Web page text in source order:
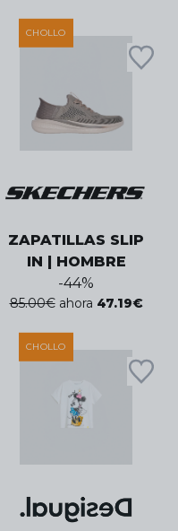
CHOLLO
ZAPATILLAS SLIP
IN | HOMBRE
-44%
85.00€ ahora 47.19€
CHOLLO